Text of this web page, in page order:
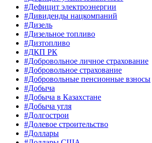
#Дефицит электроэнергии
#Дивиденды нацкомпаний
#Дизель
#Дизельное топливо
#Дизтопливо
#ДКП РК
#Добровольное личное страхование
#Добровольное страхование
#Добровольные пенсионные взносы
#Добыча
#Добыча в Казахстане
#Добыча угля
#Долгострои
#Долевое строительство
#Доллары